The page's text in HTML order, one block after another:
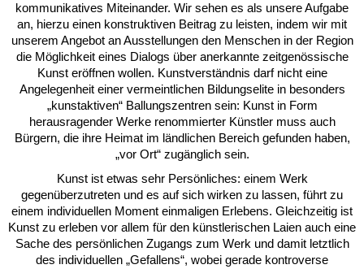
kommunikatives Miteinander. Wir sehen es als unsere Aufgabe
an, hierzu einen konstruktiven Beitrag zu leisten, indem wir mit
unserem Angebot an Ausstellungen den Menschen in der Region
die Möglichkeit eines Dialogs über anerkannte zeitgenössische
Kunst eröffnen wollen. Kunstverständnis darf nicht eine
Angelegenheit einer vermeintlichen Bildungselite in besonders
„kunstaktiven“ Ballungszentren sein: Kunst in Form
herausragender Werke renommierter Künstler muss auch
Bürgern, die ihre Heimat im ländlichen Bereich gefunden haben,
„vor Ort“ zugänglich sein.
Kunst ist etwas sehr Persönliches: einem Werk
gegenüberzutreten und es auf sich wirken zu lassen, führt zu
einem individuellen Moment einmaligen Erlebens. Gleichzeitig ist
Kunst zu erleben vor allem für den künstlerischen Laien auch eine
Sache des persönlichen Zugangs zum Werk und damit letztlich
des individuellen „Gefallens“, wobei gerade kontroverse